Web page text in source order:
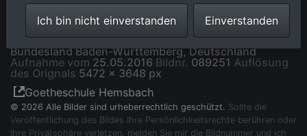
Beethovenstraße und Goetheschule in Hemsbach im
Bundesland Baden-Württemberg, Deutschland
Aufnahme vom 25.05.2016 Bildnr. 089251 Auflösung
des Orignals 5472 x 3648 px
Goetheschule Hemsbach
© 2026 Alle Bilder sind urheberrechtlich geschützt. Sollte die
Veröffentlichung des Bildes Ihre Persönlichkeitsrechte berühren oder
Ihre Privatsphäre verletzen, melden Sie mir die Bildnummer und ich
Ich bin nicht einverstanden Einverstanden